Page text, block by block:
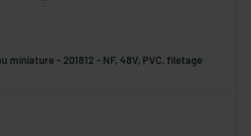
miniature - 201812 - NF, 48V, PVC, filetage